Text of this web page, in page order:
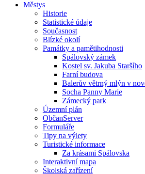
Městys
Historie
Statistické údaje
Současnost
Blízké okolí
Památky a pamětihodnosti
Spálovský zámek
Kostel sv. Jakuba Staršího
Farní budova
Balerův větrný mlýn v
Socha Panny Marie
Zámecký park
Územní plán
ObčanServer
Formuláře
Tipy na výlety
Turistické informace
Za krásami Spálovska
Interaktivní mapa
Školská zařízení